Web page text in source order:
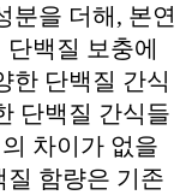
분을 더해, 본연
백질 보충에
한 단백질 간식
단백질 간식들
차이가 없을
질 함량은 기존